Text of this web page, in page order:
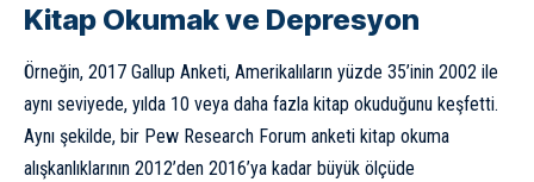
Kitap Okumak ve Depresyon
Örneğin, 2017 Gallup Anketi, Amerikalıların yüzde 35’inin 2002 ile
aynı seviyede, yılda 10 veya daha fazla kitap okuduğunu keşfetti.
Aynı şekilde, bir Pew Research Forum anketi kitap okuma
alışkanlıklarının 2012’den 2016’ya kadar büyük ölçüde